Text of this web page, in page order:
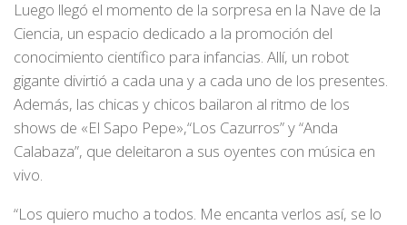
Luego llegó el momento de la sorpresa en la Nave de la
Ciencia, un espacio dedicado a la promoción del
conocimiento científico para infancias. Allí, un robot
gigante divirtió a cada una y a cada uno de los presentes.
Además, las chicas y chicos bailaron al ritmo de los
shows de «El Sapo Pepe»,“Los Cazurros” y “Anda
Calabaza”, que deleitaron a sus oyentes con música en
vivo.
“Los quiero mucho a todos. Me encanta verlos así, se lo